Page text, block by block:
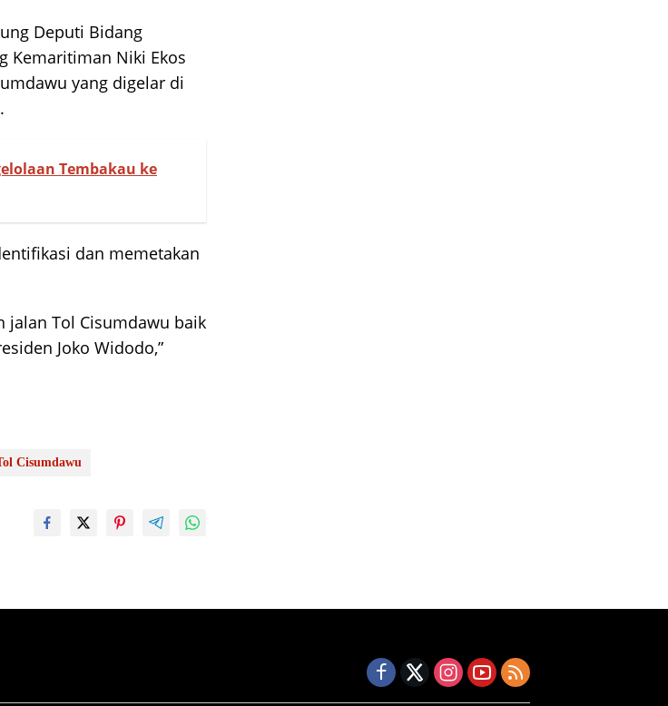
Deputi Bidang
Kemaritiman Niki Ekos
yang digelar di
Tembakau ke
dan memetakan
jalan Tol Cisumdawu baik
Joko Widodo,”
Cisumdawu